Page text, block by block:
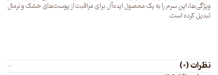
ویژگی‌ها، این سرم را به یک محصول ایده‌آل برای مراقبت از پوست‌های خشک و نرمال
تبدیل کرده است.
نظرات (0)